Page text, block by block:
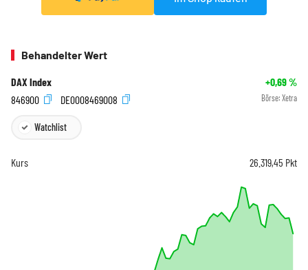
Behandelter Wert
DAX Index +0,69%
846900
DE0008469008 Börse: Xetra
Watchlist
Kurs 26.319,45 Pkt